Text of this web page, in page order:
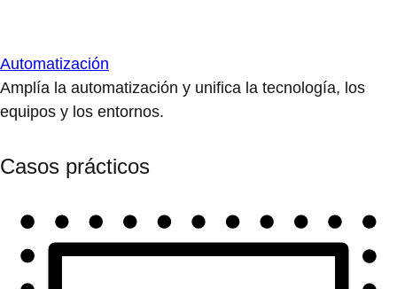
Automatización
Amplía la automatización y unifica la tecnología, los
equipos y los entornos.
Casos prácticos